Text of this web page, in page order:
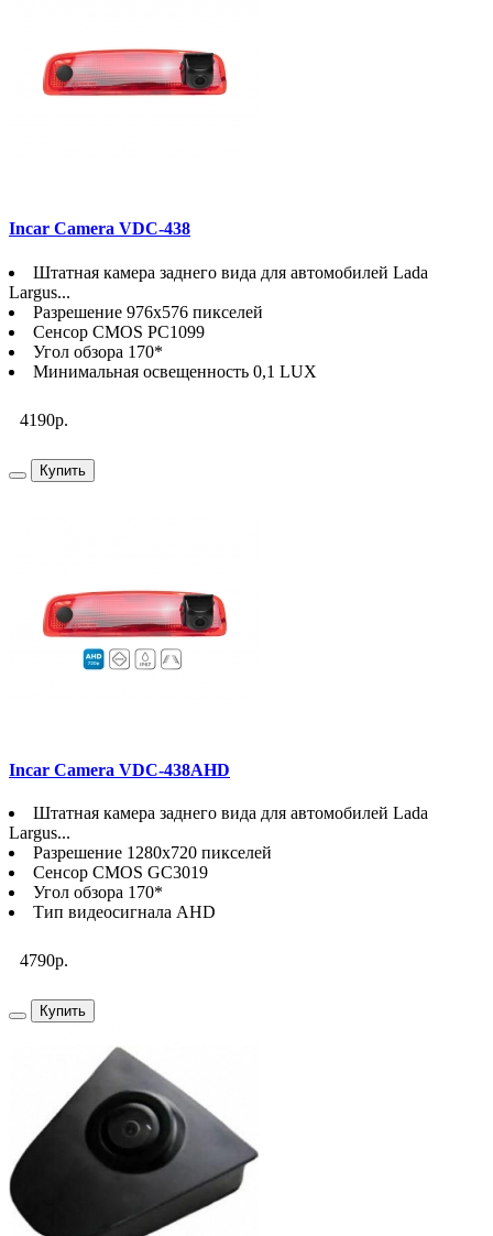
Incar Camera VDC-438
Штатная камера заднего вида для автомобилей Lada
Largus...
Разрешение 976х576 пикселей
Сенсор CMOS PC1099
Угол обзора 170*
Минимальная освещенность 0,1 LUX
4190р.
Купить
Incar Camera VDC-438AHD
Штатная камера заднего вида для автомобилей Lada
Largus...
Разрешение 1280х720 пикселей
Сенсор CMOS GC3019
Угол обзора 170*
Тип видеосигнала AHD
4790р.
Купить